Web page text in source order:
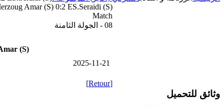
Amar (S) 0:2 ES.Seraidi (S)
Match
08 - الجولة الثامنة
(S)
2025-11-21
[Retour]
وثائق للتحميل